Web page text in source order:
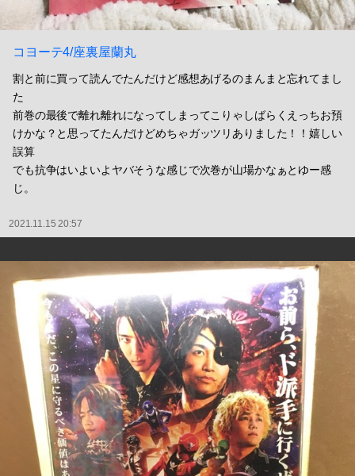
コヨーテ4/座裏屋蘭丸
割と前に買って読んでたんだけど感想あげるのまんまと忘れてまし
た
前巻の最後で離れ離れになってしまってこりゃしばらくえっちお預
けかな？と思ってたんだけどめちゃガッツリありました！！嬉しい
誤算
でも抗争はいよいよヤバそうな感じで次巻が山場かなぁとゆー感
じ。
2021.11.15 20:57